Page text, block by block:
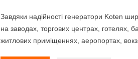
Завдяки надійності генератори Koten
на заводах, торгових центрах, готелях,
житлових приміщеннях, аеропортах,